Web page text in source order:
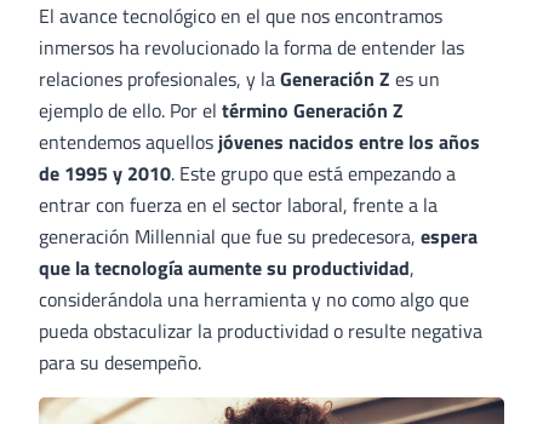
El avance tecnológico en el que nos encontramos
inmersos ha revolucionado la forma de entender las
relaciones profesionales, y laGeneración Z es un
ejemplo de ello. Por el término Generación Z
entendemos aquellos jóvenes nacidos entre los años
de 1995 y 2010. Este grupo que está empezando a
entrar con fuerza en el sector laboral, frente a la
generación Millennial que fue su predecesora, espera
que la tecnología aumente su productividad,
considerándola una herramienta y no como algo que
pueda obstaculizar la productividad o resulte negativa
para su desempeño.